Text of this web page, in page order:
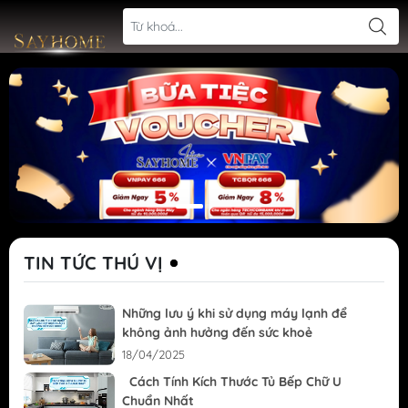
TIN TỨC THÚ VỊ
Những lưu ý khi sử dụng máy lạnh để
không ảnh hưởng đến sức khoẻ
18/04/2025
Cách Tính Kích Thước Tủ Bếp Chữ U
Chuẩn Nhất